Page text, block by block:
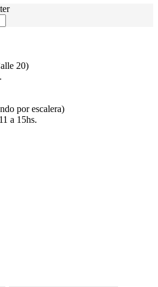
20)
por escalera)
a 15hs.